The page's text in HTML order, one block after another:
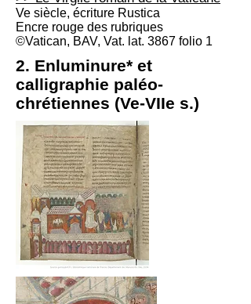
Ve siècle, écriture Rustica
Encre rouge des rubriques
©Vatican, BAV, Vat. lat. 3867 folio 1
2. Enluminure* et
calligraphie paléo-
chrétiennes (Ve-VIIe s.)